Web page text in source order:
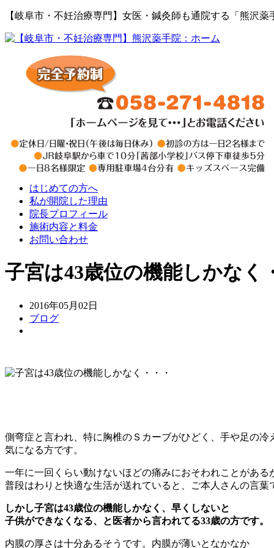
【岐阜市・不妊治療専門】女医・鍼灸師も通院する「熊沢薬
はじめての方へ
私が開院した理由
院長プロフィール
施術内容と料金
お問い合わせ
子宮は43歳位の機能しかなく
2016年05月02日
ブログ
側弯症と言われ、特に胸椎のＳカーブがひどく、手や足の冷
気になる方です。
一年に一回くらい動けないほどの痛みにおそわれことがある
普段はわりと快適な生活が送れていると、ご本人さんの言葉
しかし子宮は43歳位の機能しかなく、早くしないと
子供ができなくなる、と医者から言われてる33歳の方です。
内膜の厚さは十分あるそうです。内膜が薄いとなかなか